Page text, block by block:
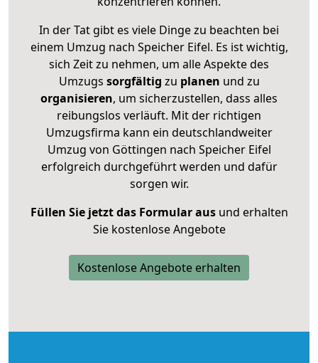
In der Tat gibt es viele Dinge zu beachten bei
einem Umzug nach Speicher Eifel. Es ist wichtig,
sich Zeit zu nehmen, um alle Aspekte des
Umzugs sorgfältig zu planen und zu
organisieren, um sicherzustellen, dass alles
reibungslos verläuft. Mit der richtigen
Umzugsfirma kann ein deutschlandweiter
Umzug von Göttingen nach Speicher Eifel
erfolgreich durchgeführt werden und dafür
sorgen wir.
Füllen Sie jetzt das Formular ausund erhalten
Sie kostenlose Angebote
Kostenlose Angebote erhalten